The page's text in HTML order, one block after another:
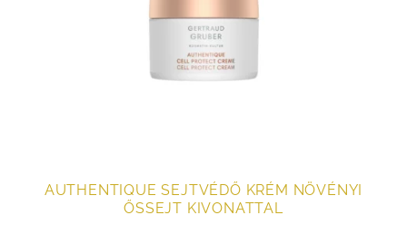
AUTHENTIQUE SEJTVÉDŐ KRÉM NÖVÉNYI
ŐSSEJT KIVONATTAL